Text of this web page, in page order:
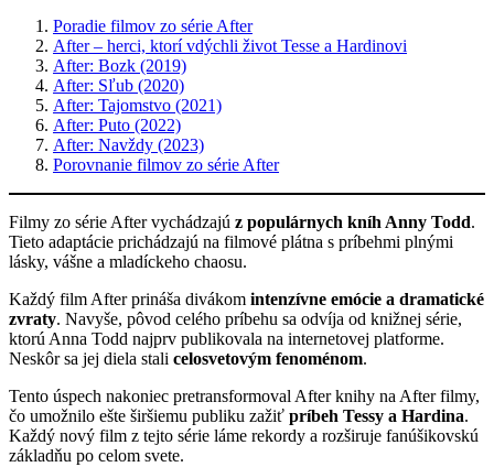
Poradie filmov zo série After
After – herci, ktorí vdýchli život Tesse a Hardinovi
After: Bozk (2019)
After: Sľub (2020)
After: Tajomstvo (2021)
After: Puto (2022)
After: Navždy (2023)
Porovnanie filmov zo série After
Filmy zo série After vychádzajú z populárnych kníh Anny Todd.
Tieto adaptácie prichádzajú na filmové plátna s príbehmi plnými
lásky, vášne a mladíckeho chaosu.
Každý film After prináša divákom intenzívne emócie a dramatické
zvraty. Navyše, pôvod celého príbehu sa odvíja od knižnej série,
ktorú Anna Todd najprv publikovala na internetovej platforme.
Neskôr sa jej diela stali celosvetovým fenoménom.
Tento úspech nakoniec pretransformoval After knihy na After filmy,
čo umožnilo ešte širšiemu publiku zažiť príbeh Tessy a Hardina.
Každý nový film z tejto série láme rekordy a rozširuje fanúšikovskú
základňu po celom svete.